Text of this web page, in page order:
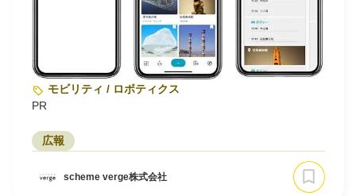
モビリティ / ロボティクス
PR
広報
scheme verge株式会社